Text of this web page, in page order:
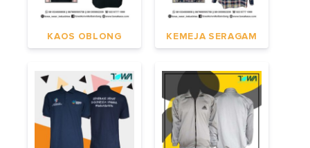
KAOS OBLONG KEMEJA SERAGAM